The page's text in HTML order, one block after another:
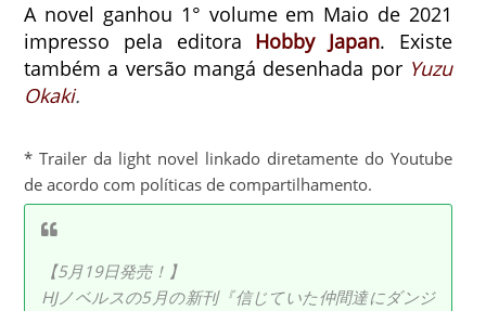
A novel ganhou 1° volume em Maio de 2021
impresso pela editora Hobby Japan. Existe
também a versão mangá desenhada por Yuzu
Okaki.
* Trailer da light novel linkado diretamente do Youtube
de acordo com políticas de compartilhamento.
【5月19日発売！】
HJノベルスの5月の新刊『信じていた仲間達にダンジ